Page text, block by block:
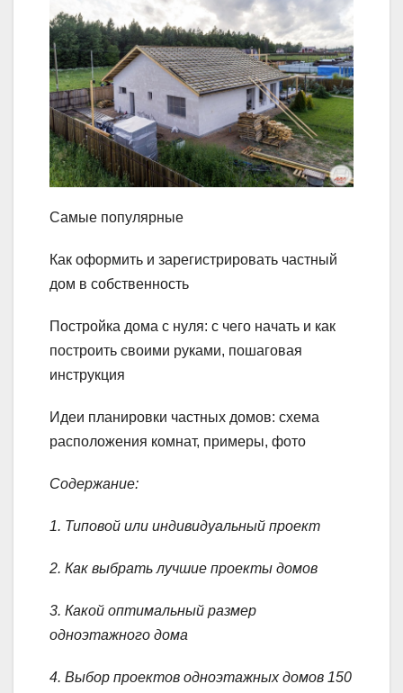
Самые популярные
Как оформить и зарегистрировать частный
дом в собственность
Постройка дома с нуля: с чего начать и как
построить своими руками, пошаговая
инструкция
Идеи планировки частных домов: схема
расположения комнат, примеры, фото
Содержание:
1. Типовой или индивидуальный проект
2. Как выбрать лучшие проекты домов
3. Какой оптимальный размер
одноэтажного дома
4. Выбор проектов одноэтажных домов 150